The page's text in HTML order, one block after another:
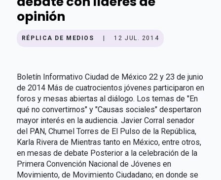
opinión
RÉPLICA DE MEDIOS 12 JUL. 2014
Boletín Informativo Ciudad de México 22 y 23 de junio
de 2014 Más de cuatrocientos jóvenes participaron en
foros y mesas abiertas al diálogo. Los temas de "En
qué no convertirnos" y "Causas sociales" despertaron
mayor interés en la audiencia. Javier Corral senador
del PAN, Chumel Torres de El Pulso de la República,
Karla Rivera de Mientras tanto en México, entre otros,
en mesas de debate Posterior a la celebración de la
Primera Convención Nacional de Jóvenes en
Movimiento, de Movimiento Ciudadano; en donde se